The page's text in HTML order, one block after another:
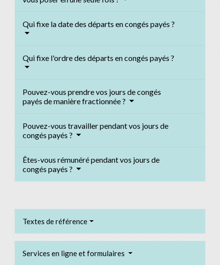
Qui fixe la date des départs en congés payés ?
Qui fixe l'ordre des départs en congés payés ?
Pouvez-vous prendre vos jours de congés
payés de manière fractionnée ?
Pouvez-vous travailler pendant vos jours de
congés payés ?
Êtes-vous rémunéré pendant vos jours de
congés payés ?
Textes de référence
Services en ligne et formulaires